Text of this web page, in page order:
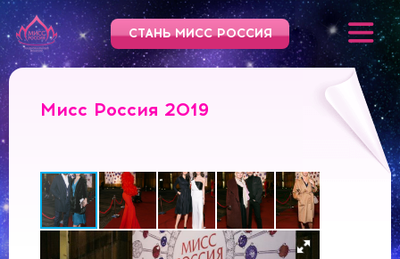
СТАНЬ МИСС РОССИЯ
Мисс Россия 2019